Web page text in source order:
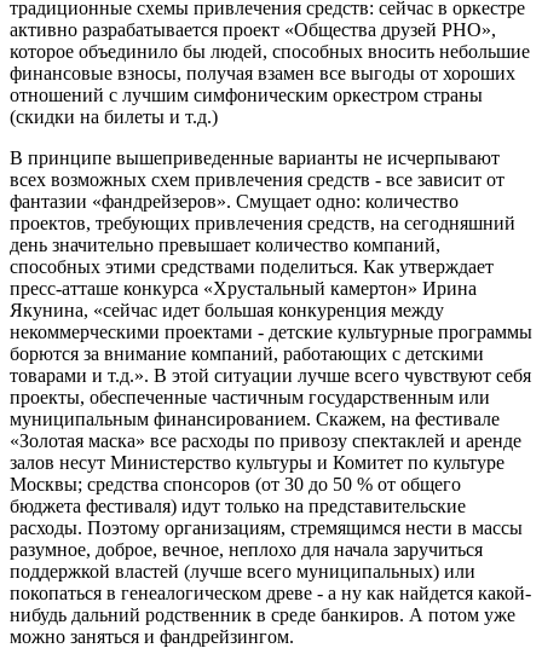
традиционные схемы привлечения средств: сейчас в оркестре
активно разрабатывается проект «Общества друзей РНО»,
которое объединило бы людей, способных вносить небольшие
финансовые взносы, получая взамен все выгоды от хороших
отношений с лучшим симфоническим оркестром страны
(скидки на билеты и т.д.)
В принципе вышеприведенные варианты не исчерпывают
всех возможных схем привлечения средств - все зависит от
фантазии «фандрейзеров». Смущает одно: количество
проектов, требующих привлечения средств, на сегодняшний
день значительно превышает количество компаний,
способных этими средствами поделиться. Как утверждает
пресс-атташе конкурса «Хрустальный камертон» Ирина
Якунина, «сейчас идет большая конкуренция между
некоммерческими проектами - детские культурные программы
борются за внимание компаний, работающих с детскими
товарами и т.д.». В этой ситуации лучше всего чувствуют себя
проекты, обеспеченные частичным государственным или
муниципальным финансированием. Скажем, на фестивале
«Золотая маска» все расходы по привозу спектаклей и аренде
залов несут Министерство культуры и Комитет по культуре
Москвы; средства спонсоров (от 30 до 50 % от общего
бюджета фестиваля) идут только на представительские
расходы. Поэтому организациям, стремящимся нести в массы
разумное, доброе, вечное, неплохо для начала заручиться
поддержкой властей (лучше всего муниципальных) или
покопаться в генеалогическом древе - а ну как найдется какой-
нибудь дальний родственник в среде банкиров. А потом уже
можно заняться и фандрейзингом.